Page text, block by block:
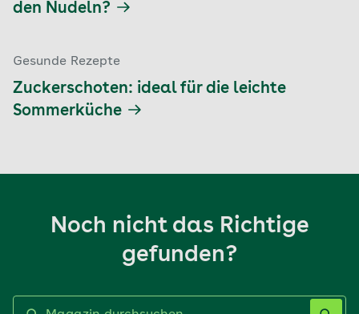
den Nudeln?
Gesunde Rezepte
Zuckerschoten: ideal für die leichte
Sommerküche
Noch nicht das Richtige
gefunden?